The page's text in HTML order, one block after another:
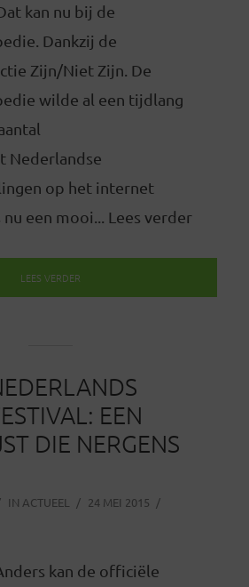
kan nu bij de
Dankzij de
Zijn/Niet Zijn. De
wilde al een tijdlang
Nederlandse
op het internet
nu een mooi... Lees verder
LEES VERDER
EEN
DIE NERGENS
IN ACTUEEL
24 MEI 2015
kan de officiële